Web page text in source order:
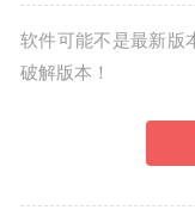
软件可能不是最新版
破解版本！